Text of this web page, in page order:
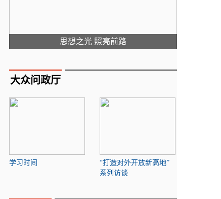
思想之光 照亮前路
大众问政厅
学习时间
“打造对外开放新高地”
系列访谈